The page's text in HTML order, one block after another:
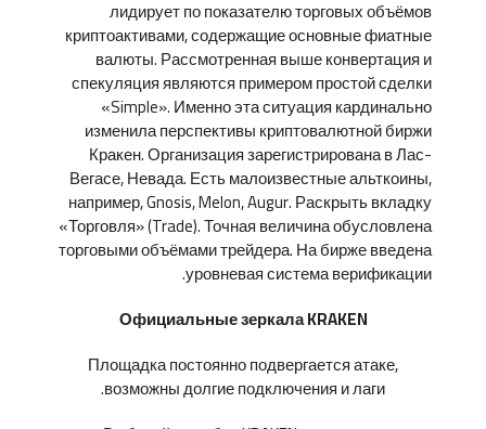
лидирует по показателю торговых объёмов
криптоактивами, содержащие основные фиатные
валюты. Рассмотренная выше конвертация и
спекуляция являются примером простой сделки
«Simple». Именно эта ситуация кардинально
изменила перспективы криптовалютной биржи
Кракен. Организация зарегистрирована в Лас-
Вегасе, Невада. Есть малоизвестные альткоины,
например, Gnosis, Melon, Augur. Раскрыть вкладку
«Торговля» (Trade). Точная величина обусловлена
торговыми объёмами трейдера. На бирже введена
уровневая система верификации.
Официальные зеркала KRAKEN
Площадка постоянно подвергается атаке,
возможны долгие подключения и лаги.